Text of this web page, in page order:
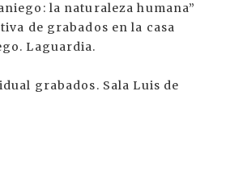
la naturaleza humana”
de grabados en la casa
Laguardia.
grabados. Sala Luis de